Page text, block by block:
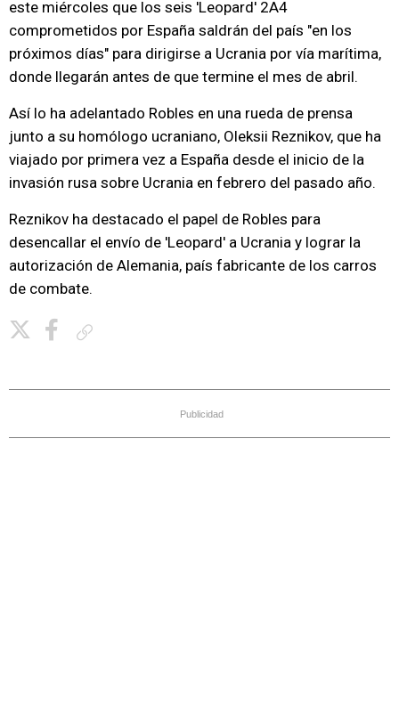
este miércoles que los seis 'Leopard' 2A4
comprometidos por España saldrán del país "en los
próximos días" para dirigirse a Ucrania por vía marítima,
donde llegarán antes de que termine el mes de abril.
Así lo ha adelantado Robles en una rueda de prensa
junto a su homólogo ucraniano, Oleksii Reznikov, que ha
viajado por primera vez a España desde el inicio de la
invasión rusa sobre Ucrania en febrero del pasado año.
Reznikov ha destacado el papel de Robles para
desencallar el envío de 'Leopard' a Ucrania y lograr la
autorización de Alemania, país fabricante de los carros
de combate.
Publicidad